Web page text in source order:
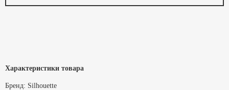
Характеристики товара
Бренд: Silhouette